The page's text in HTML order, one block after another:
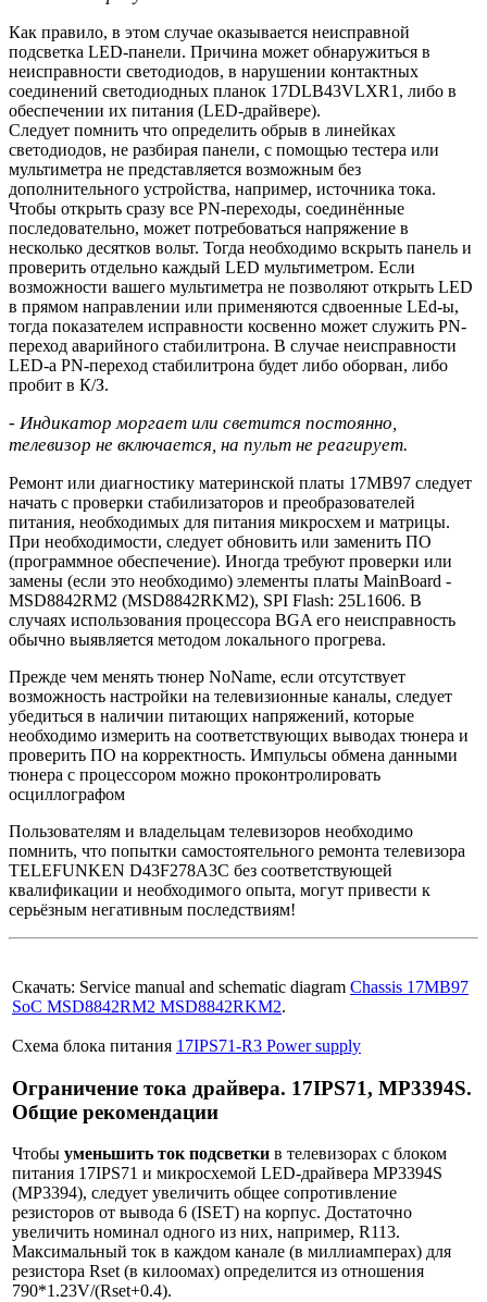
Как правило, в этом случае оказывается неисправной
подсветка LED-панели. Причина может обнаружиться в
неисправности светодиодов, в нарушении контактных
соединений светодиодных планок 17DLB43VLXR1, либо в
обеспечении их питания (LED-драйвере).
Следует помнить что определить обрыв в линейках
светодиодов, не разбирая панели, с помощью тестера или
мультиметра не представляется возможным без
дополнительного устройства, например, источника тока.
Чтобы открыть сразу все PN-переходы, соединённые
последовательно, может потребоваться напряжение в
несколько десятков вольт. Тогда необходимо вскрыть панель и
проверить отдельно каждый LED мультиметром. Если
возможности вашего мультиметра не позволяют открыть LED
в прямом направлении или применяются сдвоенные LEd-ы,
тогда показателем исправности косвенно может служить PN-
переход аварийного стабилитрона. В случае неисправности
LED-a PN-переход стабилитрона будет либо оборван, либо
пробит в К/З.
- Индикатор моргает или светится постоянно,
телевизор не включается, на пульт не реагирует.
Ремонт или диагностику материнской платы 17MB97 следует
начать с проверки стабилизаторов и преобразователей
питания, необходимых для питания микросхем и матрицы.
При необходимости, следует обновить или заменить ПО
(программное обеспечение). Иногда требуют проверки или
замены (если это необходимо) элементы платы MainBoard -
MSD8842RM2 (MSD8842RKM2), SPI Flash: 25L1606. В
случаях использования процессора BGA его неисправность
обычно выявляется методом локального прогрева.
Прежде чем менять тюнер NoName, если отсутствует
возможность настройки на телевизионные каналы, следует
убедиться в наличии питающих напряжений, которые
необходимо измерить на соответствующих выводах тюнера и
проверить ПО на корректность. Импульсы обмена данными
тюнера с процессором можно проконтролировать
осциллографом
Пользователям и владельцам телевизоров необходимо
помнить, что попытки самостоятельного ремонта телевизора
TELEFUNKEN D43F278A3C без соответствующей
квалификации и необходимого опыта, могут привести к
серьёзным негативным последствиям!
Скачать: Service manual and schematic diagram Chassis 17MB97
SoC MSD8842RM2 MSD8842RKM2.
Схема блока питания 17IPS71-R3 Power supply
Ограничение тока драйвера. 17IPS71, MP3394S.
Общие рекомендации
Чтобы уменьшить ток подсветки в телевизорах с блоком
питания 17IPS71 и микросхемой LED-драйвера MP3394S
(MP3394), следует увеличить общее сопротивление
резисторов от вывода 6 (ISET) на корпус. Достаточно
увеличить номинал одного из них, например, R113.
Максимальный ток в каждом канале (в миллиамперах) для
резистора Rset (в килоомах) определится из отношения
790*1.23V/(Rset+0.4).